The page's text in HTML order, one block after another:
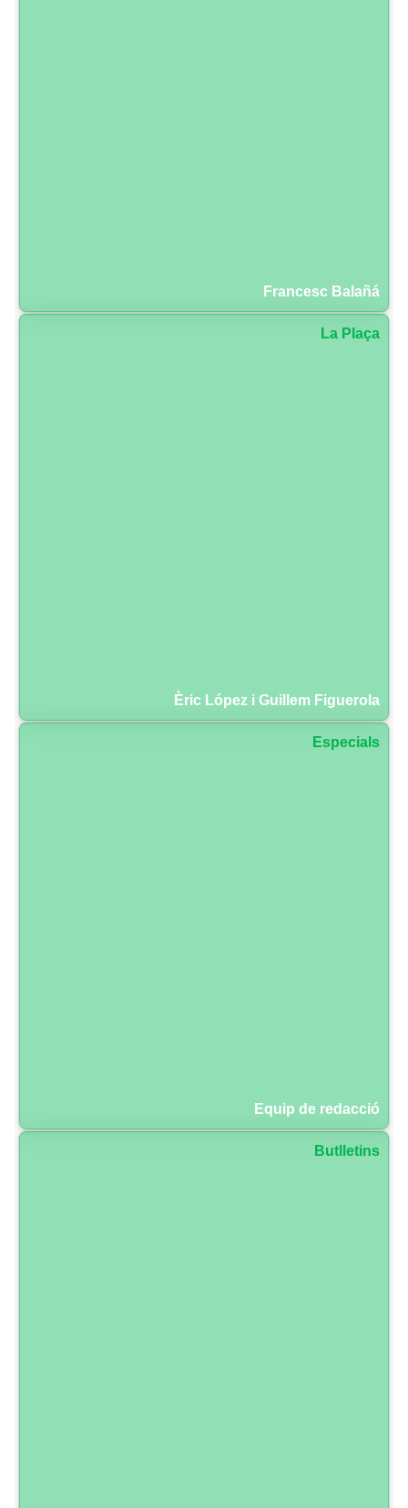
Francesc Balañá
La Plaça
Èric López i Guillem Figuerola
Especials
Equip de redacció
Butlletins